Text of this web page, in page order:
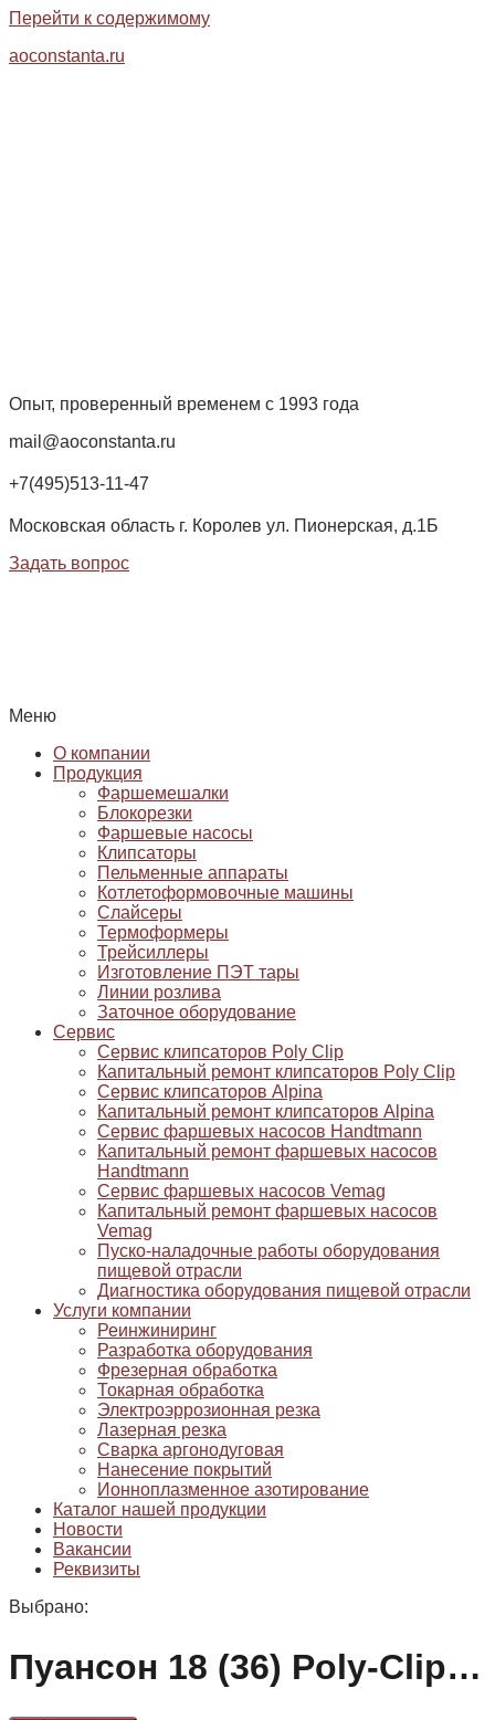
Перейти к содержимому
aoconstanta.ru
Опыт, проверенный временем с 1993 года
mail@aoconstanta.ru
+7(495)513-11-47
Московская область г. Королев ул. Пионерская, д.1Б
Задать вопрос
Меню
О компании
Продукция
Фаршемешалки
Блокорезки
Фаршевые насосы
Клипсаторы
Пельменные аппараты
Котлетоформовочные машины
Слайсеры
Термоформеры
Трейсиллеры
Изготовление ПЭТ тары
Линии розлива
Заточное оборудование
Сервис
Сервис клипсаторов Poly Clip
Капитальный ремонт клипсаторов Poly Clip
Сервис клипсаторов Alpina
Капитальный ремонт клипсаторов Alpina
Сервис фаршевых насосов Handtmann
Капитальный ремонт фаршевых насосов
Handtmann
Сервис фаршевых насосов Vemag
Капитальный ремонт фаршевых насосов
Vemag
Пуско-наладочные работы оборудования
пищевой отрасли
Диагностика оборудования пищевой отрасли
Услуги компании
Реинжиниринг
Разработка оборудования
Фрезерная обработка
Токарная обработка
Электроэррозионная резка
Лазерная резка
Сварка аргонодуговая
Нанесение покрытий
Ионноплазменное азотирование
Каталог нашей продукции
Новости
Вакансии
Реквизиты
Выбрано:
Пуансон 18 (36) Poly-Clip…